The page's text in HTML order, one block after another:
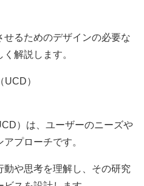
せるためのデザインの必要な
解説します。
）
）は、ユーザーのニーズや
プローチです。
動や思考を理解し、その研究